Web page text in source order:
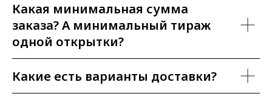
Какая минимальная сумма
заказа? А минимальный тираж
одной открытки?
Какие есть варианты доставки?